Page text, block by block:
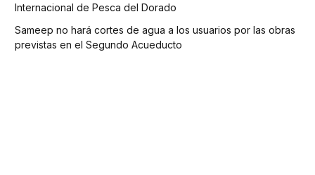
Internacional de Pesca del Dorado
Sameep no hará cortes de agua a los usuarios por las obras
previstas en el Segundo Acueducto